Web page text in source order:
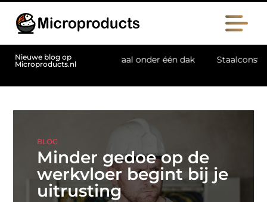
Nieuwe blog op
Microproducts.nl
onder één dak Staalconstructiebedrijf
BLOG
Minder gedoe op de
werkvloer begint bij je
uitrusting